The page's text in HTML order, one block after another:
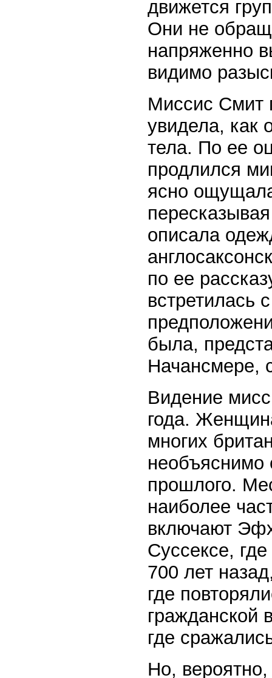
движется
Они не
напряженно
видимо
Миссис Смит
увидела, как
тела. По ее
продлился
ясно
описала
по ее
встретилась
была,
Начансмере,
Видение
года.
многих
необъяснимо
прошлого.
наиболее
включают
Суссексе,
700 лет
где
гражданской
где
Но,